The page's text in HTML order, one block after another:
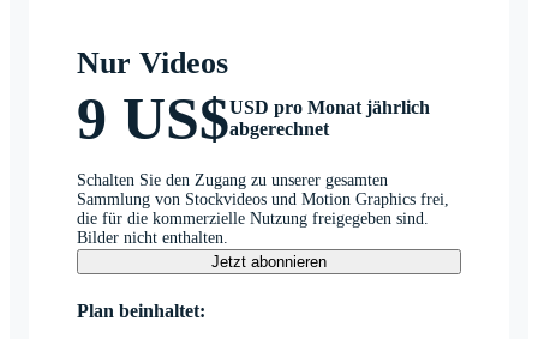
Nur Videos
9 US$USD pro Monat jährlich
abgerechnet
Schalten Sie den Zugang zu unserer gesamten
Sammlung von Stockvideos und Motion Graphics frei,
die für die kommerzielle Nutzung freigegeben sind.
Bilder nicht enthalten.
Jetzt abonnieren
Plan beinhaltet: